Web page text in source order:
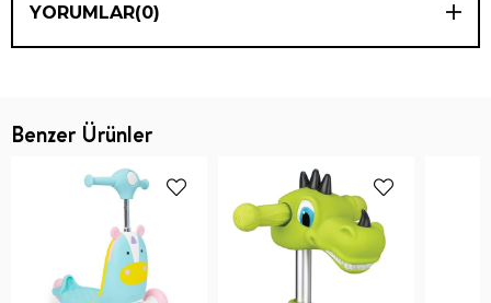
YORUMLAR(0)
Benzer Ürünler